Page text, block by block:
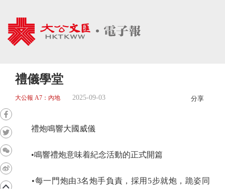
禮儀學堂
大公報 A7：內地 2025-09-03 分享
禮炮鳴響大國威儀
•鳴響禮炮意味着紀念活動的正式開篇
•每一門炮由3名炮手負責，採用5步就炮，跪姿同